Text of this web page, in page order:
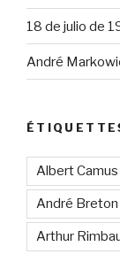
18 de julio de
André
Albert Camus
André Breton
Arthur